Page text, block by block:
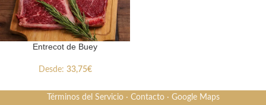
Entrecot de Buey
Desde: 33,75€
Términos del Servicio· Contacto· Google Maps